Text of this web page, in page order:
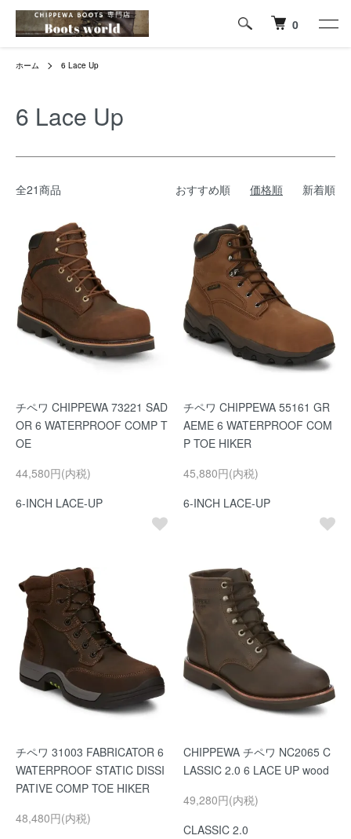
0
ホーム 6 Lace Up
6 Lace Up
全21商品 おすすめ順 価格順 新着順
チペワ CHIPPEWA 73221 SAD
OR 6 WATERPROOF COMP T
OE
44,580円(内税)
6-INCH LACE-UP
チペワ CHIPPEWA 55161 GR
AEME 6 WATERPROOF COM
P TOE HIKER
45,880円(内税)
6-INCH LACE-UP
チペワ 31003 FABRICATOR 6
WATERPROOF STATIC DISSI
PATIVE COMP TOE HIKER
48,480円(内税)
CHIPPEWA チペワ NC2065 C
LASSIC 2.0 6 LACE UP wood
49,280円(内税)
CLASSIC 2.0